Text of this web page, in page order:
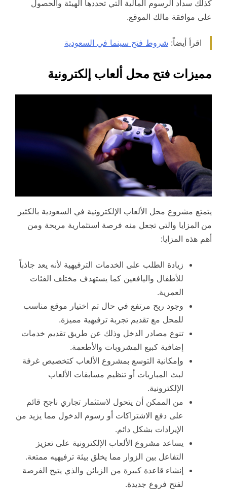
كذلك سداد الرسوم المالية التي تحددها الهيئة والحصول
على موافقة مالك الموقع.
اقرأ أيضاً: شروط فتح سينما في السعودية
مميزات فتح محل ألعاب إلكترونية
يتمتع مشروع محل الألعاب الإلكترونية في السعودية بالكثير
من المزايا والتي تجعل منه فرصة استثمارية مربحة ومن
أهم هذه المزايا:
زيادة الطلب على الخدمات الترفيهية لأنه يعد جاذباً
للأطفال واليافعين كما يستهدف مختلف الفئات
العمرية.
وجود ربح مرتفع في حال تم اختيار موقع مناسب
للمحل مع تقديم تجربة ترفيهية مميزة.
تنوع مصادر الدخل وذلك عن طريق تقديم خدمات
إضافية كبيع المشروبات والأطعمة.
وإمكانية التوسع بمشروع الألعاب كتخصيص غرفة
لبث المباريات أو تنظيم مسابقات الألعاب
الإلكترونية.
من الممكن أن يتحول لاستثمار تجاري ناجح قائم
على دفع الاشتراكات أو رسوم الدخول مما يزيد من
الإيرادات بشكل دائم.
يساعد مشروع الألعاب الإلكترونية على تعزيز
التفاعل بين الزوار مما يخلق بيئة ترفيهيه ممتعة.
إنشاء قاعدة كبيرة من الزبائن والذي يتيح الفرصة
لفتح فروع جديدة.